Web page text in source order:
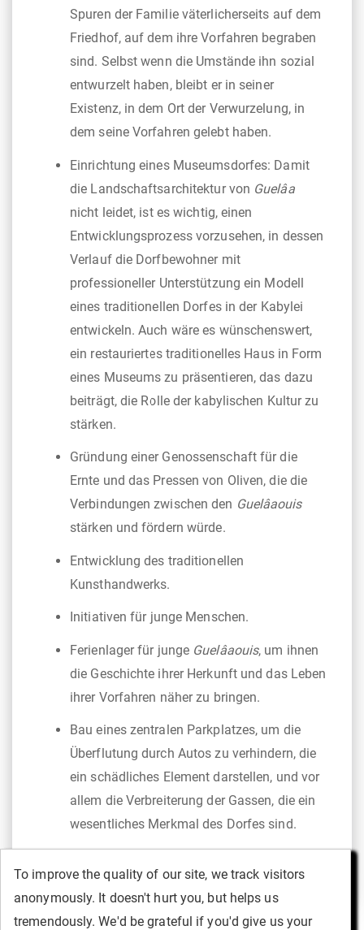
To improve the quality of our site, we track visitors
anonymously. It doesn't hurt you, but helps us
tremendously. We'd be grateful if you'd give us your
Spuren der Familie väterlicherseits auf dem
Friedhof, auf dem ihre Vorfahren begraben
sind. Selbst wenn die Umstände ihn sozial
entwurzelt haben, bleibt er in seiner
Existenz, in dem Ort der Verwurzelung, in
dem seine Vorfahren gelebt haben.
Einrichtung eines Museumsdorfes: Damit
die Landschaftsarchitektur von Guelâa
nicht leidet, ist es wichtig, einen
Entwicklungsprozess vorzusehen, in dessen
Verlauf die Dorfbewohner mit
professioneller Unterstützung ein Modell
eines traditionellen Dorfes in der Kabylei
entwickeln. Auch wäre es wünschenswert,
ein restauriertes traditionelles Haus in Form
eines Museums zu präsentieren, das dazu
beiträgt, die Rolle der kabylischen Kultur zu
stärken.
Gründung einer Genossenschaft für die
Ernte und das Pressen von Oliven, die die
Verbindungen zwischen den Guelâaouis
stärken und fördern würde.
Entwicklung des traditionellen
Kunsthandwerks.
Initiativen für junge Menschen.
Ferienlager für junge Guelâaouis, um ihnen
die Geschichte ihrer Herkunft und das Leben
ihrer Vorfahren näher zu bringen.
Bau eines zentralen Parkplatzes, um die
Überflutung durch Autos zu verhindern, die
ein schädliches Element darstellen, und vor
allem die Verbreiterung der Gassen, die ein
wesentliches Merkmal des Dorfes sind.
To improve the quality of our site, we track visitors
anonymously. It doesn't hurt you, but helps us
tremendously. We'd be grateful if you'd give us your
To improve the quality of our site, we track visitors
anonymously. It doesn't hurt you, but helps us
tremendously. We'd be grateful if you'd give us your
To improve the quality of our site, we track visitors
anonymously. It doesn't hurt you, but helps us
tremendously. We'd be grateful if you'd give us your
To improve the quality of our site, we track visitors
anonymously. It doesn't hurt you, but helps us
tremendously. We'd be grateful if you'd give us your